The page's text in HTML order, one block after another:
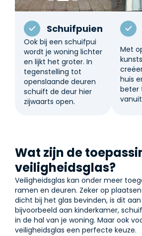
Schuifpuien
Ook bij een schuifpui
wordt je woning lichter
en lijkt het groter. In
tegenstelling tot
openslaande deuren
schuift de deur hier
zijwaarts open.
Met
huis
beter
Wat zijn de
veiligheidsglas?
Veiligheidsglas kan onder meer
ramen en deuren. Zeker op
dicht bij het glas bevinden, is dit
bijvoorbeeld aan kinderkamer,
in de hal van je woning. Maar ook
veiligheidsglas een perfecte keuze.